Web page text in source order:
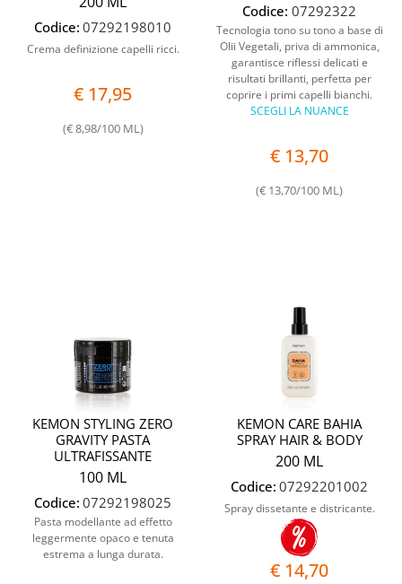
Codice: 07292198010
Crema definizione capelli ricci.
€ 17,95
(€ 8,98/100 ML)
Codice: 07292322
Tecnologia tono su tono a base di
Olii Vegetali, priva di ammonica,
garantisce riflessi delicati e
risultati brillanti, perfetta per
coprire i primi capelli bianchi.
SCEGLI LA NUANCE
€ 13,70
(€ 13,70/100 ML)
KEMON STYLING ZERO
GRAVITY PASTA
ULTRAFISSANTE
100 ML
Codice: 07292198025
Pasta modellante ad effetto
leggermente opaco e tenuta
estrema a lunga durata.
KEMON CARE BAHIA
SPRAY HAIR & BODY
200 ML
Codice: 07292201002
Spray dissetante e districante.
€ 14,70